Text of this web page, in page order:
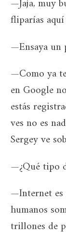
—Jaja, muy
fliparías
—Ensaya un
—Como ya
en Google
estás
ves no es
Sergey ve
—¿Qué tipo
—Internet es
humanos
trillones de